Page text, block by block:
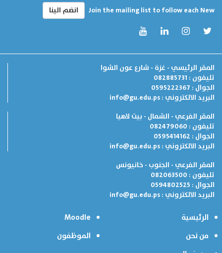
Join the mailing list to follow each New انضم الينا
المقر الرئيسي - غزة - شارع عون الشوا
تليفون : 082885731
الجوال : 0595222367
البريد الالكتروني :info@gu.edu.ps
المقر الفرعي - الشمال - بيت لاهيا
تليفون : 082479060
الجوال : 0595414162
البريد الالكتروني :info@gu.edu.ps
المقر الفرعي - الجنوب - خانيونس
تليفون : 082063500
الجوال : 0594802525
البريد الالكتروني :info@gu.edu.ps
الرئيسية
من نحن
Moodle
الموظفون